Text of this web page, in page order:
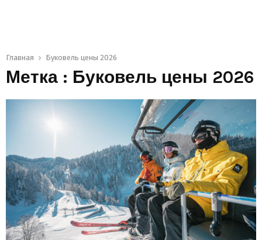
Главная Буковель цены 2026
Метка : Буковель цены 2026